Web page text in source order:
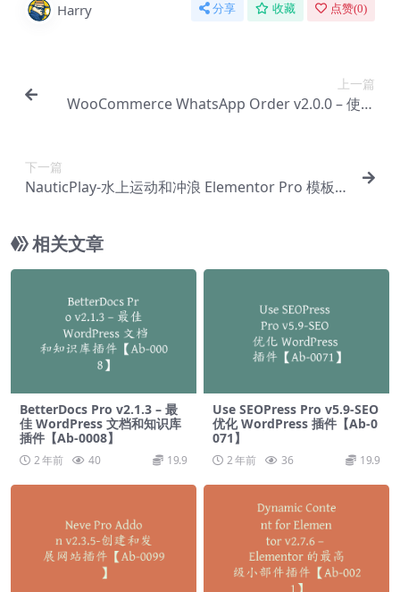
Harry 分享 收藏 点赞(0)
上一篇
WooCommerce WhatsApp Order v2.0.0 – 使用
下一篇
NauticPlay-水上运动和冲浪 Elementor Pro 模板
相关文章
BetterDocs Pro v2.1.3 – 最
佳 WordPress 文档和知识库
插件【Ab-0008】
2 年前 40 19.9
Use SEOPress Pro v5.9-SEO
优化 WordPress 插件【Ab-0
071】
2 年前 36 19.9